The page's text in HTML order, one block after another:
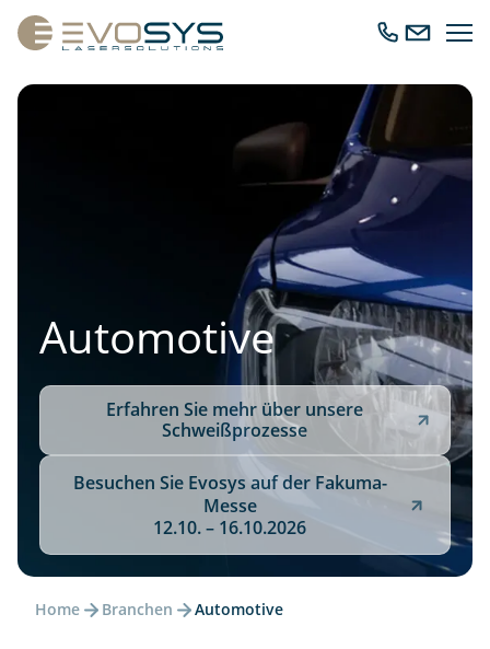
CallSend
an
Automotive
Erfahren Sie mehr über unsere
Schweißprozesse
Besuchen Sie Evosys auf der Fakuma-
Messe
12.10. – 16.10.2026
Home Branchen Automotive